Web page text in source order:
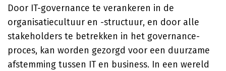
Door IT-governance te verankeren in de
organisatiecultuur en -structuur, en door alle
stakeholders te betrekken in het governance-
proces, kan worden gezorgd voor een duurzame
afstemming tussen IT en business. In een wereld